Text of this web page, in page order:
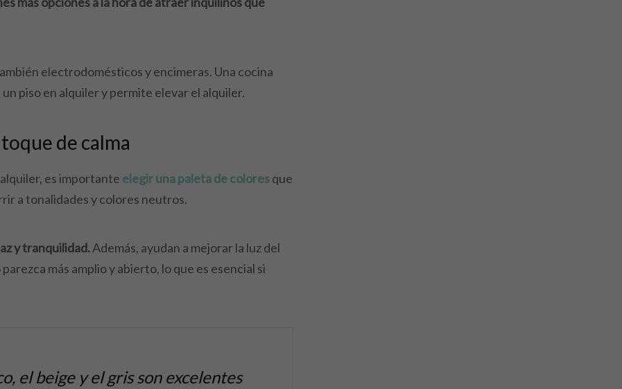
electrodomésticos y encimeras. Una cocina
piso en alquiler y permite elevar el alquiler.
de calma
es importante elegir una paleta de coloresque
a tonalidades y colores neutros.
y tranquilidad.Además, ayudan a mejorar la luz del
más amplio y abierto, lo que es esencial si
el beige y el gris son excelentes